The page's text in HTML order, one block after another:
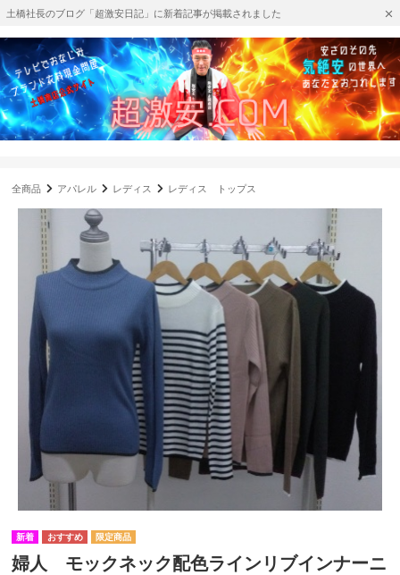
土橋社長のブログ「超激安日記」に新着記事が掲載されました
全商品 アパレル レディス レディス トップス
婦人 モックネック配色ラインリブインナーニ